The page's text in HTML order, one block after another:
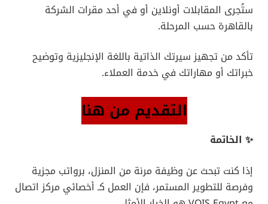
ستُجرى المقابلات أونلاين أو في أحد مقرات الشركة
بالقاهرة حسب المرحلة.
تأكد من تجهيز سيرتك الذاتية باللغة الإنجليزية وتوضيح
خبراتك أو مهاراتك في خدمة العملاء.
التقديم من هنا
✨ الخاتمة
إذا كنت تبحث عن وظيفة مرنة من المنزل، برواتب مجزية
وفرصة للتطوير المستمر، فإن العمل كـ أخصائي مركز اتصال